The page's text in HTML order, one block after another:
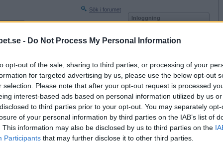
- Do Not Process My Personal Information
opt-out of the sale, sharing to third parties, or processing of your
for targeted advertising by us, please use the below opt-out
selection. Please note that after your opt-out request is processed
interest-based ads based on personal information utilized by us
to third parties prior to your opt-out. You may separately
of your personal information by third parties on the IAB’s list of
This information may also be disclosed by us to third parties on the
Participants that may further disclose it to other third parties.
Sök i forumet
Nästa sida »
2020-12-18 16:52
Inloggning
Kom ihåg mig
Glömt ditt lösenord?
Få ny aktiveringslänk
Betapet är gratis!